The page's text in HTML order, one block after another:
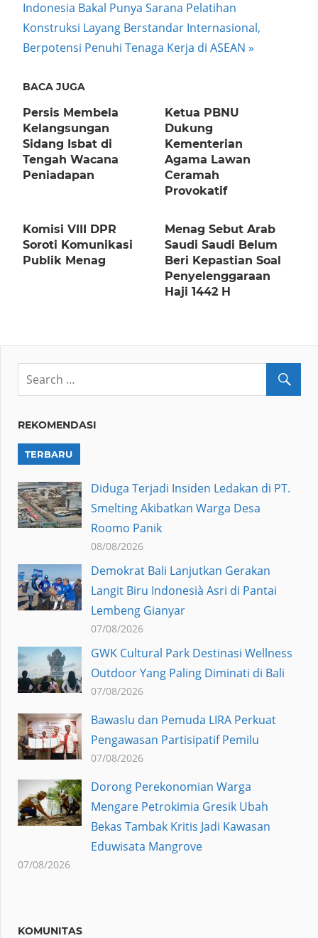
Next
Post:
Indonesia Bakal Punya Sarana Pelatihan
Konstruksi Layang Berstandar Internasional,
Berpotensi Penuhi Tenaga Kerja di ASEAN
BACA JUGA
Persis Membela
Kelangsungan
Sidang Isbat di
Tengah Wacana
Peniadapan
Ketua PBNU
Dukung
Kementerian
Agama Lawan
Ceramah
Provokatif
Komisi VIII DPR
Soroti Komunikasi
Publik Menag
Menag Sebut Arab
Saudi Saudi Belum
Beri Kepastian Soal
Penyelenggaraan
Haji 1442 H
REKOMENDASI
TERBARU
Diduga Terjadi Insiden Ledakan di PT.
Smelting Akibatkan Warga Desa
Roomo Panik
08/08/2026
Demokrat Bali Lanjutkan Gerakan
Langit Biru Indonesià Asri di Pantai
Lembeng Gianyar
07/08/2026
GWK Cultural Park Destinasi Wellness
Outdoor Yang Paling Diminati di Bali
07/08/2026
Bawaslu dan Pemuda LIRA Perkuat
Pengawasan Partisipatif Pemilu
07/08/2026
Dorong Perekonomian Warga
Mengare Petrokimia Gresik Ubah
Bekas Tambak Kritis Jadi Kawasan
Eduwisata Mangrove
07/08/2026
KOMUNITAS